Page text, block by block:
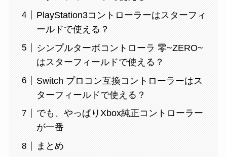
PlayStation3コントローラーはスターフィ
ールドで使える？
シンプルターボコントローラ 零~ZERO~
はスターフィールドで使える？
Switch プロコン互換コントローラーはス
ターフィールドで使える？
でも、やっぱりXbox純正コントローラー
が一番
まとめ